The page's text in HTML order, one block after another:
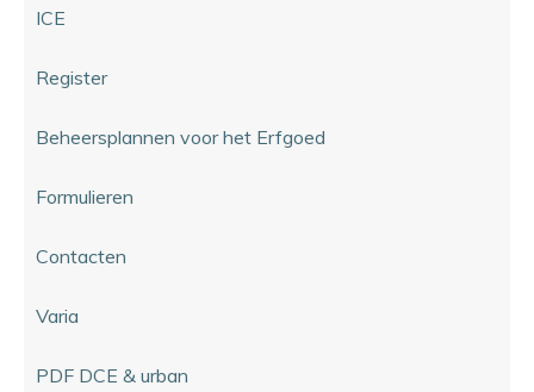
ICE
Register
Beheersplannen voor het Erfgoed
Formulieren
Contacten
Varia
PDF DCE & urban